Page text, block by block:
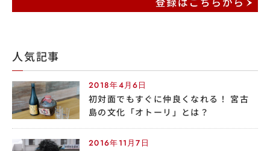
人気記事
2018年4月6日
初対面でもすぐに仲良くなれる！ 宮古
島の文化「オトーリ」とは？
2016年11月7日